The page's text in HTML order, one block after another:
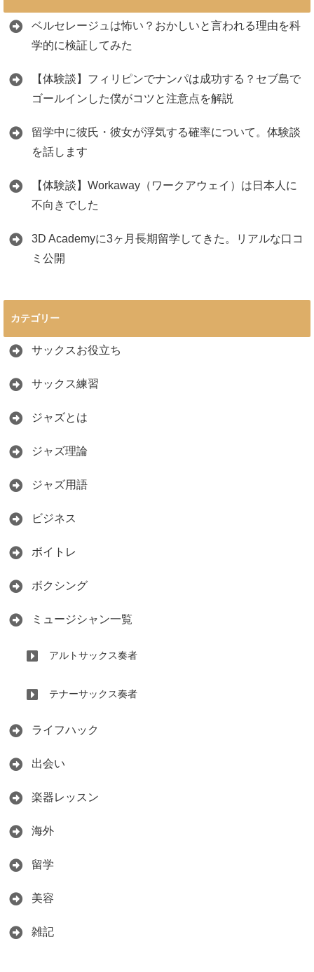
ベルセレージュは怖い？おかしいと言われる理由を科
学的に検証してみた
【体験談】フィリピンでナンパは成功する？セブ島で
ゴールインした僕がコツと注意点を解説
留学中に彼氏・彼女が浮気する確率について。体験談
を話します
【体験談】Workaway（ワークアウェイ）は日本人に
不向きでした
3D Academyに3ヶ月長期留学してきた。リアルな口コ
ミ公開
カテゴリー
サックスお役立ち
サックス練習
ジャズとは
ジャズ理論
ジャズ用語
ビジネス
ボイトレ
ボクシング
ミュージシャン一覧
アルトサックス奏者
テナーサックス奏者
ライフハック
出会い
楽器レッスン
海外
留学
美容
雑記